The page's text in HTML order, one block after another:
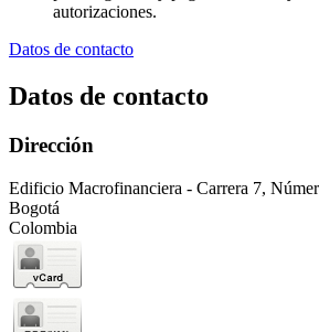
autorizaciones.
Datos de contacto
Datos de contacto
Dirección
Edificio Macrofinanciera - Carrera 7,
Bogotá
Colombia